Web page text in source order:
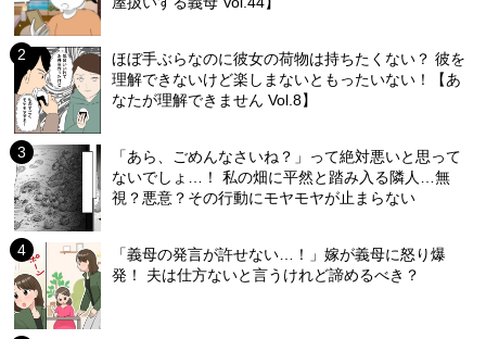
ほぼ手ぶらなのに彼女の荷物は持ちたくない？ 彼を
理解できないけど楽しまないともったいない！【あ
なたが理解できません Vol.8】
「あら、ごめんなさいね？」って絶対悪いと思って
ないでしょ…！ 私の畑に平然と踏み入る隣人…無
視？悪意？その行動にモヤモヤが止まらない
「義母の発言が許せない…！」嫁が義母に怒り爆
発！ 夫は仕方ないと言うけれど諦めるべき？